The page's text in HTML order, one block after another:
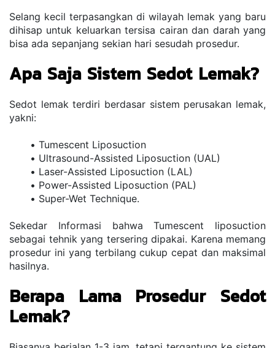
Selang kecil terpasangkan di wilayah lemak yang baru
dihisap untuk keluarkan tersisa cairan dan darah yang
bisa ada sepanjang sekian hari sesudah prosedur.
Apa Saja Sistem Sedot Lemak?
Sedot lemak terdiri berdasar sistem perusakan lemak,
yakni:
Tumescent Liposuction
Ultrasound-Assisted Liposuction (UAL)
Laser-Assisted Liposuction (LAL)
Power-Assisted Liposuction (PAL)
Super-Wet Technique.
Sekedar Informasi bahwa Tumescent liposuction
sebagai tehnik yang tersering dipakai. Karena memang
prosedur ini yang terbilang cukup cepat dan maksimal
hasilnya.
Berapa Lama Prosedur Sedot
Lemak?